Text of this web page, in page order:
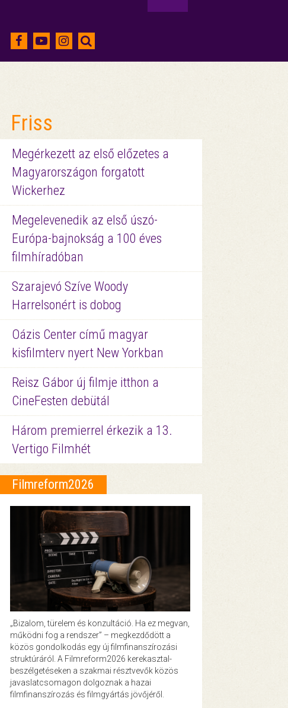
Friss
Megérkezett az első előzetes a
Magyarországon forgatott
Wickerhez
Megelevenedik az első úszó-
Európa-bajnokság a 100 éves
filmhíradóban
Szarajevó Szíve Woody
Harrelsonért is dobog
Oázis Center című magyar
kisfilmterv nyert New Yorkban
Reisz Gábor új filmje itthon a
CineFesten debütál
Három premierrel érkezik a 13.
Vertigo Filmhét
Filmreform2026
„Bizalom, türelem és konzultáció. Ha ez megvan,
működni fog a rendszer” – megkezdődött a
közös gondolkodás egy új filmfinanszírozási
struktúráról. A Filmreform2026 kerekasztal-
beszélgetéseken a szakmai résztvevők közös
javaslatcsomagon dolgoznak a hazai
filmfinanszírozás és filmgyártás jövőjéről.